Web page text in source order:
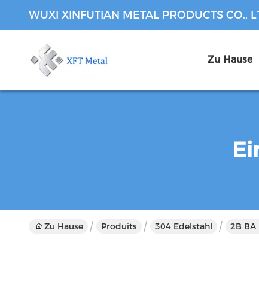
WUXI XINFUTIAN METAL PRODUCTS CO.,
Zu Hause
Zu Hause Produits 304 Edelstahl 2B